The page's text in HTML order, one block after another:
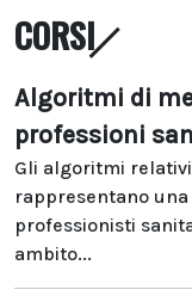
CORSI
Algoritmi di
professioni
Gli algoritmi
rappresentano
professionisti
ambito...